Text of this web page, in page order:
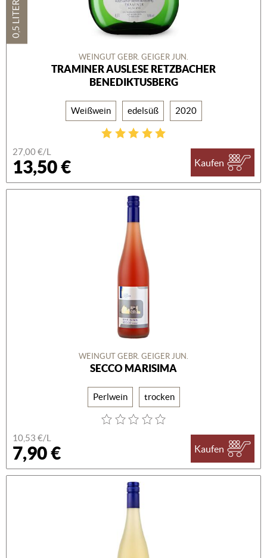
0,5 LITER
WEINGUT GEBR. GEIGER JUN.
TRAMINER AUSLESE RETZBACHER
BENEDIKTUSBERG
Weißwein edelsüß 2020
27,00 €/L
13,50 € Kaufen
WEINGUT GEBR. GEIGER JUN.
SECCO MARISIMA
Perlwein trocken
10,53 €/L
7,90 € Kaufen